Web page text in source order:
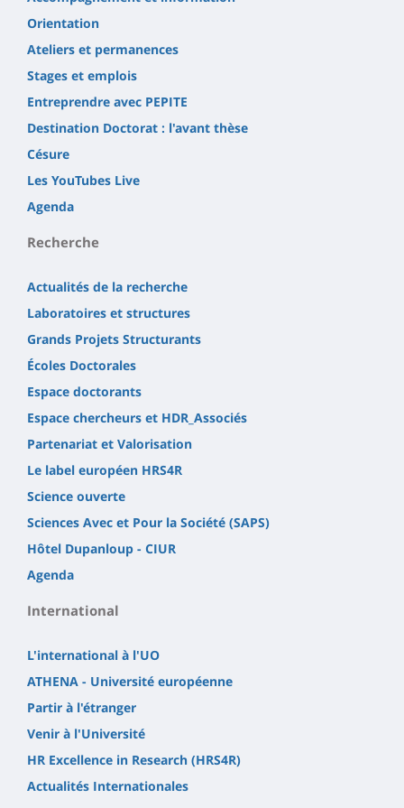
Orientation
Ateliers et permanences
Stages et emplois
Entreprendre avec PEPITE
Destination Doctorat : l'avant thèse
Césure
Les YouTubes Live
Agenda
Recherche
Actualités de la recherche
Laboratoires et structures
Grands Projets Structurants
Écoles Doctorales
Espace doctorants
Espace chercheurs et HDR_Associés
Partenariat et Valorisation
Le label européen HRS4R
Science ouverte
Sciences Avec et Pour la Société (SAPS)
Hôtel Dupanloup - CIUR
Agenda
International
L'international à l'UO
ATHENA - Université européenne
Partir à l'étranger
Venir à l'Université
HR Excellence in Research (HRS4R)
Actualités Internationales